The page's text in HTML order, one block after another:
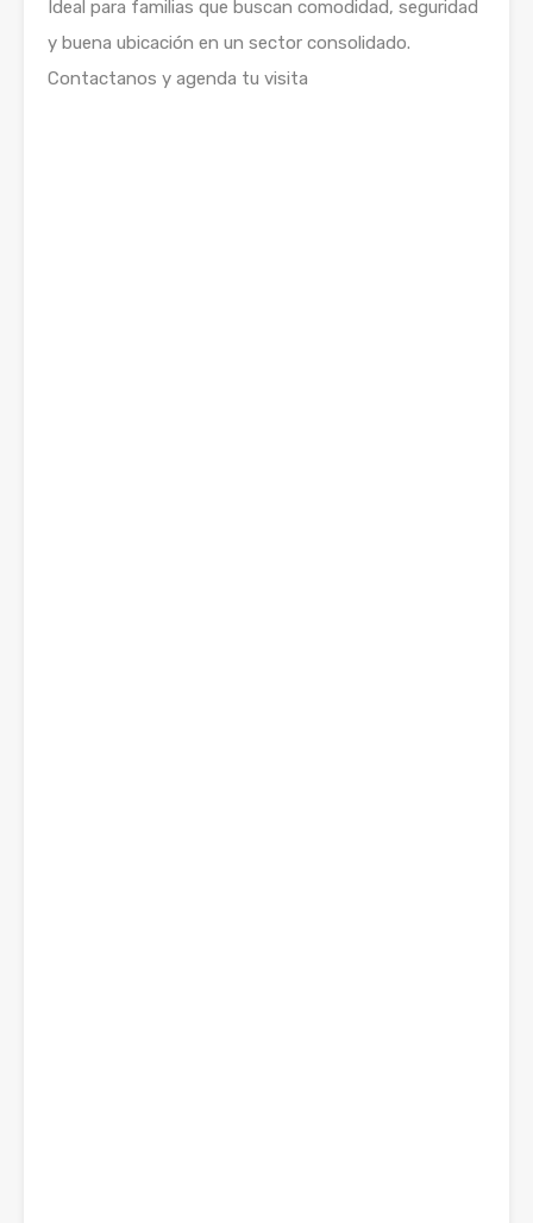
Ideal para familias que buscan comodidad, seguridad
y buena ubicación en un sector consolidado.
Contactanos y agenda tu visita